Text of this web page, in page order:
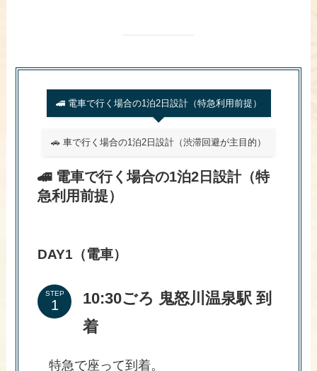
🚄 電車で行く場合の1泊2日設計（特急利用前提）
🚗 車で行く場合の1泊2日設計（渋滞回避が主目的）
🚄 電車で行く場合の1泊2日設計（特
急利用前提）
DAY1（電車）
STEP
10:30ごろ 鬼怒川温泉駅 到
着
特急で座って到着。